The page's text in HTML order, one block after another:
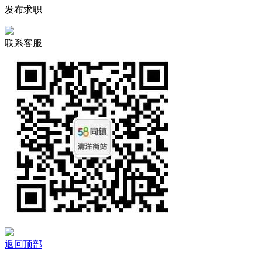
发布求职
联系客服
返回顶部